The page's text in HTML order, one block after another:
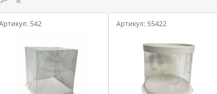
542 Артикул: 55422